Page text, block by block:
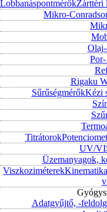
LobbanáspontmérőkZárttéri
Mikro-
Rigaku
SűrűségmérőkKézi
Titrátorok
UV/
Üzemanyagok,
Viszkoziméterek
Adatgyűjtő, -